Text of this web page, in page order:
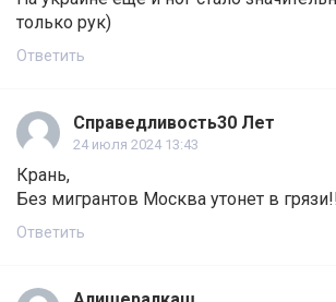
только рук)
Ответить
Справедливость30 Лет
24 июля 2024 13:43
Крань,
Без мигрантов Москва утонет в
Ответить